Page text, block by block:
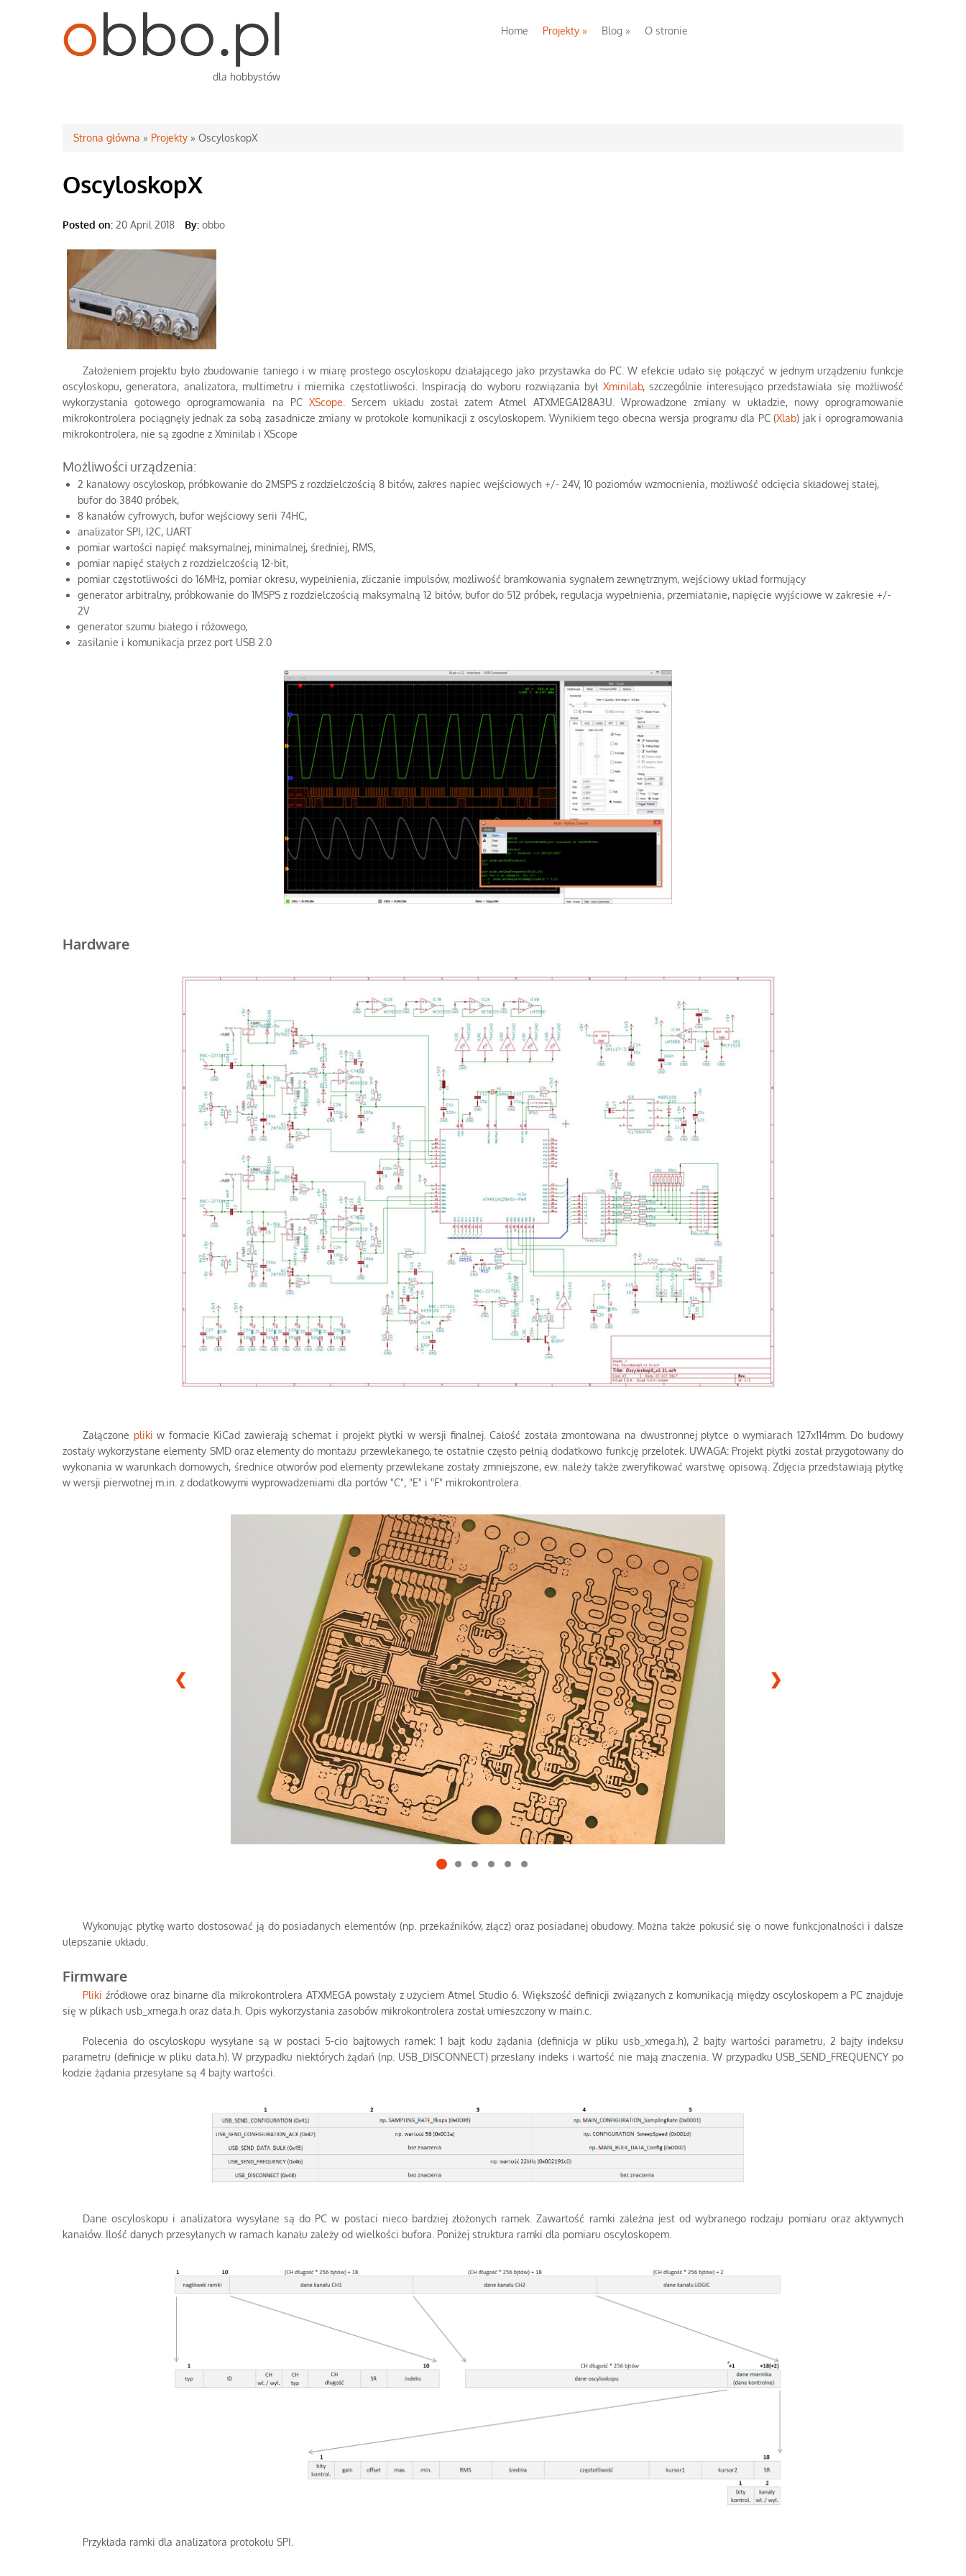
dla hobbystów
Home Projekty » Blog » O stronie
Jesteś tutaj
Strona główna » Projekty » OscyloskopX
OscyloskopX
Posted on: 20 April 2018 By: obbo
Założeniem projektu było zbudowanie taniego i w miarę prostego oscyloskopu działającego jako przystawka do PC. W efekcie udało się połączyć w jednym urządzeniu funkcje
oscyloskopu, generatora, analizatora, multimetru i miernika częstotliwości. Inspiracją do wyboru rozwiązania był Xminilab, szczególnie interesująco przedstawiała się możliwość
wykorzystania gotowego oprogramowania na PCXScope . Sercem układu został zatem Atmel ATXMEGA128A3U. Wprowadzone zmiany w układzie, nowy oprogramowanie
mikrokontrolera pociągnęły jednak za sobą zasadnicze zmiany w protokole komunikacji z oscyloskopem. Wynikiem tego obecna wersja programu dla PC (Xlab) jak i oprogramowania
mikrokontrolera, nie są zgodne z Xminilab i XScope
Możliwości urządzenia:
2 kanałowy oscyloskop, próbkowanie do 2MSPS z rozdzielczością 8 bitów, zakres napiec wejściowych +/- 24V, 10 poziomów wzmocnienia, możliwość odcięcia składowej stałej,
bufor do 3840 próbek,
8 kanałów cyfrowych, bufor wejściowy serii 74HC,
analizator SPI, I2C, UART
pomiar wartości napięć maksymalnej, minimalnej, średniej, RMS,
pomiar napięć stałych z rozdzielczością 12-bit,
pomiar częstotliwości do 16MHz, pomiar okresu, wypełnienia, zliczanie impulsów, możliwość bramkowania sygnałem zewnętrznym, wejściowy układ formujący
generator arbitralny, próbkowanie do 1MSPS z rozdzielczością maksymalną 12 bitów, bufor do 512 próbek, regulacja wypełnienia, przemiatanie, napięcie wyjściowe w zakresie +/-
2V
generator szumu białego i różowego,
zasilanie i komunikacja przez port USB 2.0
Hardware
Załączone pliki w formacie KiCad zawierają schemat i projekt płytki w wersji finalnej. Całość została zmontowana na dwustronnej płytce o wymiarach 127x114mm. Do budowy
zostały wykorzystane elementy SMD oraz elementy do montażu przewlekanego, te ostatnie często pełnią dodatkowo funkcję przelotek. UWAGA: Projekt płytki został przygotowany do
wykonania w warunkach domowych, średnice otworów pod elementy przewlekane zostały zmniejszone, ew. należy także zweryfikować warstwę opisową. Zdjęcia przedstawiają płytkę
w wersji pierwotnej m.in. z dodatkowymi wyprowadzeniami dla portów "C", "E" i "F" mikrokontrolera.
❮ ❯
Wykonując płytkę warto dostosować ją do posiadanych elementów (np. przekaźników, złącz) oraz posiadanej obudowy. Można także pokusić się o nowe funkcjonalności i dalsze
ulepszanie układu.
Firmware
Pliki źródłowe oraz binarne dla mikrokontrolera ATXMEGA powstały z użyciem Atmel Studio 6. Większość definicji związanych z komunikacją między oscyloskopem a PC znajduje
się w plikach usb_xmega.h oraz data.h. Opis wykorzystania zasobów mikrokontrolera został umieszczony w main.c.
Polecenia do oscyloskopu wysyłane są w postaci 5-cio bajtowych ramek: 1 bajt kodu żądania (definicja w pliku usb_xmega.h), 2 bajty wartości parametru, 2 bajty indeksu
parametru (definicje w pliku data.h). W przypadku niektórych żądań (np. USB_DISCONNECT) przesłany indeks i wartość nie mają znaczenia. W przypadku USB_SEND_FREQUENCY po
kodzie żądania przesyłane są 4 bajty wartości.
Dane oscyloskopu i analizatora wysyłane są do PC w postaci nieco bardziej złożonych ramek. Zawartość ramki zależna jest od wybranego rodzaju pomiaru oraz aktywnych
kanałów. Ilość danych przesyłanych w ramach kanału zależy od wielkości bufora. Poniżej struktura ramki dla pomiaru oscyloskopem.
Przykłada ramki dla analizatora protokołu SPI.